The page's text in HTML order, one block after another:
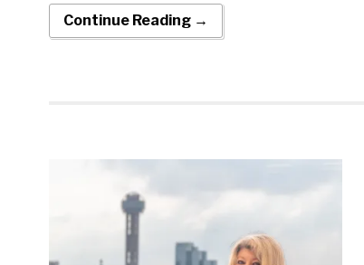
Continue Reading →